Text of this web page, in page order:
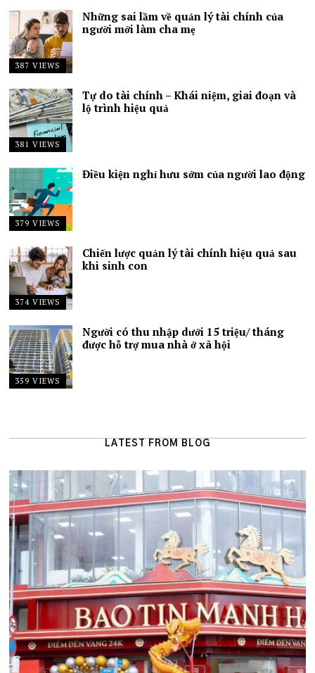
387 VIEWS
Những sai lầm về quản lý tài chính của
người mới làm cha mẹ
381 VIEWS
Tự do tài chính – Khái niệm, giai đoạn và
lộ trình hiệu quả
379 VIEWS
Điều kiện nghỉ hưu sớm của người lao động
374 VIEWS
Chiến lược quản lý tài chính hiệu quả sau
khi sinh con
359 VIEWS
Người có thu nhập dưới 15 triệu/ tháng
được hỗ trợ mua nhà ở xã hội
LATEST FROM BLOG